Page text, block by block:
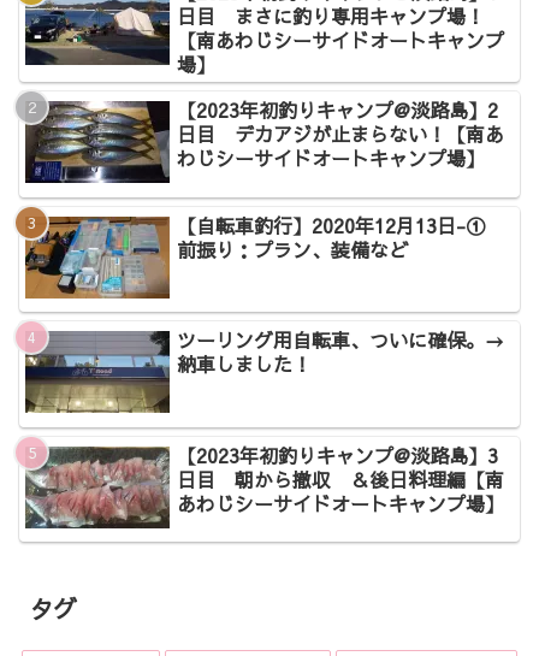
日目 まさに釣り専用キャンプ場！
【南あわじシーサイドオートキャンプ
場】
【2023年初釣りキャンプ@淡路島】2
日目 デカアジが止まらない！【南あ
わじシーサイドオートキャンプ場】
【自転車釣行】2020年12月13日-①
前振り：プラン、装備など
ツーリング用自転車、ついに確保。→
納車しました！
【2023年初釣りキャンプ@淡路島】3
日目 朝から撤収 ＆後日料理編【南
あわじシーサイドオートキャンプ場】
タグ